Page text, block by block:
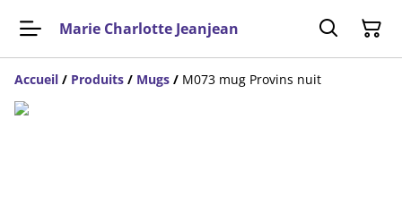
Marie Charlotte Jeanjean
Accueil / Produits / Mugs / M073 mug Provins nuit